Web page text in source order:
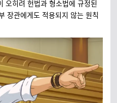
오히려 헌법과 형소법에 규정된
장관에게도 적용되지 않는 원칙